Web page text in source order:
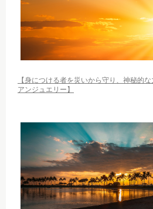
【身につける者を災いから守り、神秘的
アンジュエリー】